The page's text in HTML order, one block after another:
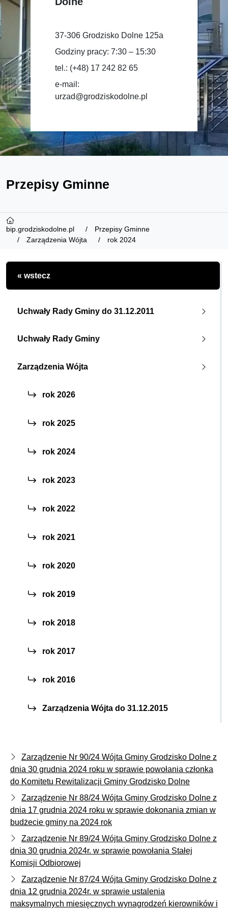
37-306 Grodzisko Dolne 125a
Godziny pracy: 7:30 – 15:30
tel.: (+48) 17 242 82 65
e-mail:
urzad@grodziskodolne.pl
Przepisy Gminne
bip.grodziskodolne.pl
Przepisy Gminne
Zarządzenia Wójta
rok 2024
« wstecz
Uchwały Rady Gminy do 31.12.2011
Uchwały Rady Gminy
Zarządzenia Wójta
rok 2026
rok 2025
rok 2024
rok 2023
rok 2022
rok 2021
rok 2020
rok 2019
rok 2018
rok 2017
rok 2016
Zarządzenia Wójta do 31.12.2015
Zarządzenie Nr 90/24 Wójta Gminy Grodzisko Dolne z
dnia 30 grudnia 2024 roku w sprawie powołania członka
do Komitetu Rewitalizacji Gminy Grodzisko Dolne
Zarządzenie Nr 88/24 Wójta Gminy Grodzisko Dolne z
dnia 17 grudnia 2024 roku w sprawie dokonania zmian w
budżecie gminy na 2024 rok
Zarządzenie Nr 89/24 Wójta Gminy Grodzisko Dolne z
dnia 30 grudnia 2024r. w sprawie powołania Stałej
Komisji Odbiorowej
Zarządzenie Nr 87/24 Wójta Gminy Grodzisko Dolne z
dnia 12 grudnia 2024r. w sprawie ustalenia
maksymalnych miesięcznych wynagrodzeń kierowników i